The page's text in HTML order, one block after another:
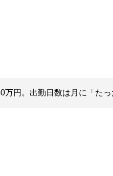
万円。出勤日数は月に「たっ